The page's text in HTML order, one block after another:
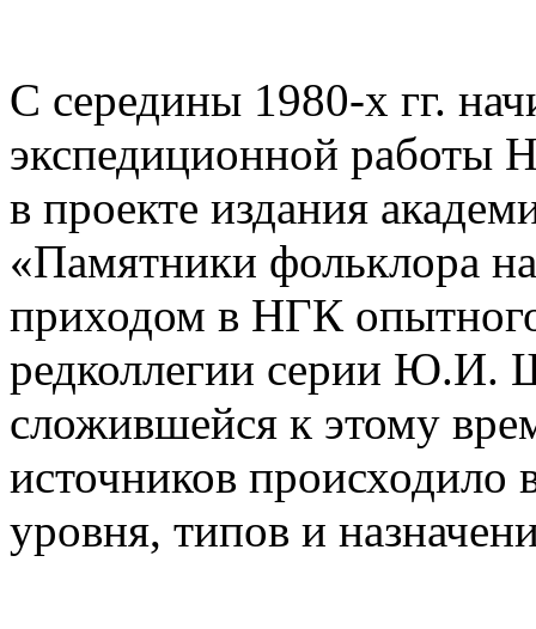
С середины 1980-х гг.
экспедиционной работы
в проекте издания
«Памятники фольклора
приходом в НГК
редколлегии серии Ю.И.
сложившейся к этому
источников происходило
уровня, типов и